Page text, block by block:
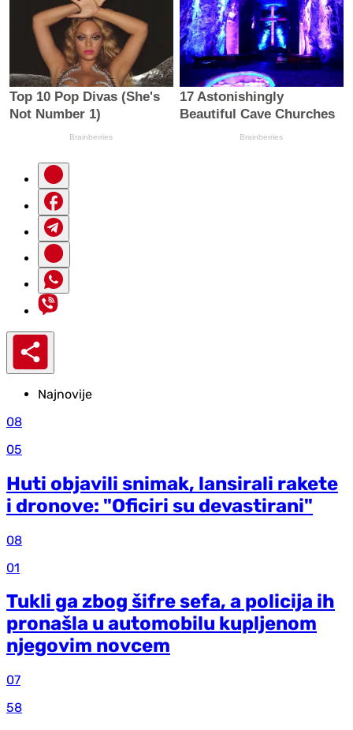
Najnovije
08
05
Huti objavili snimak, lansirali rakete
i dronove: "Oficiri su devastirani"
08
01
Tukli ga zbog šifre sefa, a policija ih
pronašla u automobilu kupljenom
njegovim novcem
07
58